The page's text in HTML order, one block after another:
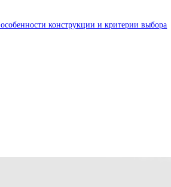
конструкции и критерии выбора